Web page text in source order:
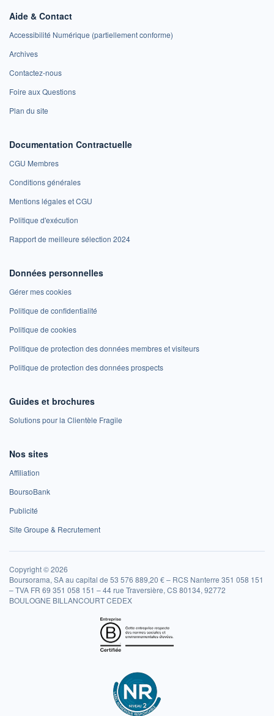
Aide & Contact
Accessibilité Numérique (partiellement conforme)
Archives
Contactez-nous
Foire aux Questions
Plan du site
Documentation Contractuelle
CGU Membres
Conditions générales
Mentions légales et CGU
Politique d'exécution
Rapport de meilleure sélection 2024
Données personnelles
Gérer mes cookies
Politique de confidentialité
Politique de cookies
Politique de protection des données membres et visiteurs
Politique de protection des données prospects
Guides et brochures
Solutions pour la Clientèle Fragile
Nos sites
Affiliation
BoursoBank
Publicité
Site Groupe & Recrutement
Copyright © 2026
Boursorama, SA au capital de 53 576 889,20 € – RCS Nanterre 351 058 151
– TVA FR 69 351 058 151 – 44 rue Traversière, CS 80134, 92772
BOULOGNE BILLANCOURT CEDEX